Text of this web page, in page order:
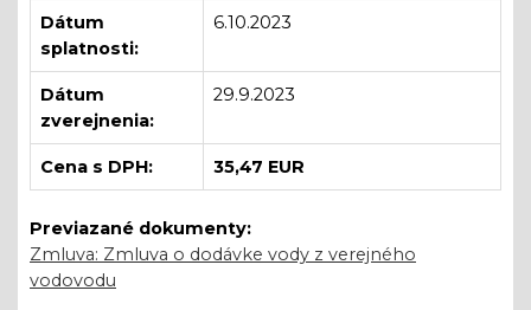
Dátum
splatnosti:
6.10.2023
Dátum
zverejnenia:
29.9.2023
Cena s DPH: 35,47 EUR
Previazané dokumenty:
Zmluva: Zmluva o dodávke vody z verejného
vodovodu